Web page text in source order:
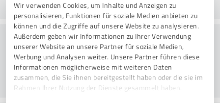
Wir verwenden Cookies, um Inhalte und Anzeigen zu
personalisieren, Funktionen für soziale Medien anbieten zu
können und die Zugriffe auf unsere Website zu analysieren.
Außerdem geben wir Informationen zu Ihrer Verwendung
unserer Website an unsere Partner für soziale Medien,
Werbung und Analysen weiter. Unsere Partner führen diese
Informationen möglicherweise mit weiteren Daten
zusammen, die Sie ihnen bereitgestellt haben oder die sie im
Rahmen Ihrer Nutzung der Dienste gesammelt haben.
Rådgivning